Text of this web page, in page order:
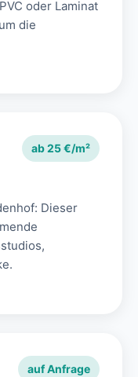
oder Laminat
die
ab 25 €/m²
Dieser
auf Anfrage